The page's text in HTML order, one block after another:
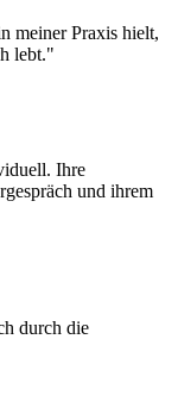
meiner Praxis hielt,
lebt."
Ihre
und ihrem
durch die